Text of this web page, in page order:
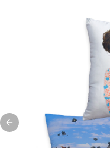
Previous slide